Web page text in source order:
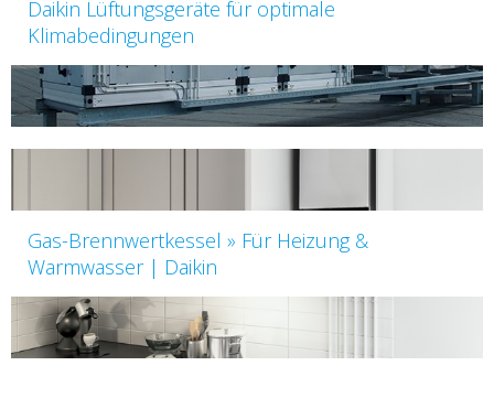
Daikin Lüftungsgeräte für optimale
Klimabedingungen
Gas-Brennwertkessel » Für Heizung &
Warmwasser | Daikin